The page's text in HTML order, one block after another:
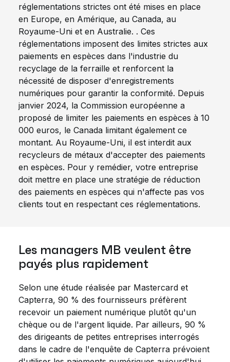
réglementations strictes ont été mises en place
en Europe, en Amérique, au Canada, au
Royaume-Uni et en Australie. . Ces
réglementations imposent des limites strictes aux
paiements en espèces dans l'industrie du
recyclage de la ferraille et renforcent la
nécessité de disposer d'enregistrements
numériques pour garantir la conformité. Depuis
janvier 2024, la Commission européenne a
proposé de limiter les paiements en espèces à 10
000 euros, le Canada limitant également ce
montant. Au Royaume-Uni, il est interdit aux
recycleurs de métaux d'accepter des paiements
en espèces. Pour y remédier, votre entreprise
doit mettre en place une stratégie de réduction
des paiements en espèces qui n'affecte pas vos
clients tout en respectant ces réglementations.
Les managers MB veulent être
payés plus rapidement
Selon une étude réalisée par Mastercard et
Capterra, 90 % des fournisseurs préfèrent
recevoir un paiement numérique plutôt qu'un
chèque ou de l'argent liquide. Par ailleurs, 90 %
des dirigeants de petites entreprises interrogés
dans le cadre de l'enquête de Capterra prévoient